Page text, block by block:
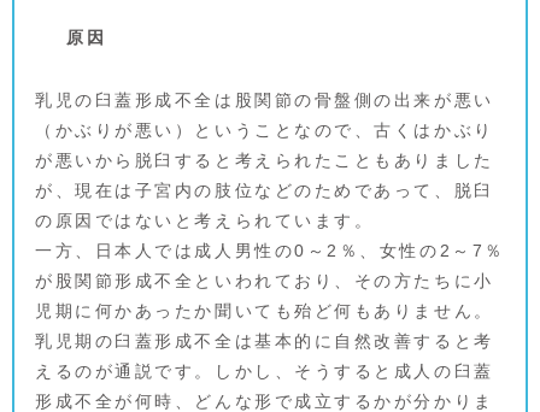
原因
乳児の臼蓋形成不全は股関節の骨盤側の出来が悪い
（かぶりが悪い）ということなので、古くはかぶり
が悪いから脱臼すると考えられたこともありました
が、現在は子宮内の肢位などのためであって、脱臼
の原因ではないと考えられています。
一方、日本人では成人男性の0～2％、女性の2～7％
が股関節形成不全といわれており、その方たちに小
児期に何かあったか聞いても殆ど何もありません。
乳児期の臼蓋形成不全は基本的に自然改善すると考
えるのが通説です。しかし、そうすると成人の臼蓋
形成不全が何時、どんな形で成立するかが分かりま